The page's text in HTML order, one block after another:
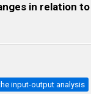
in relation
input-output analysis